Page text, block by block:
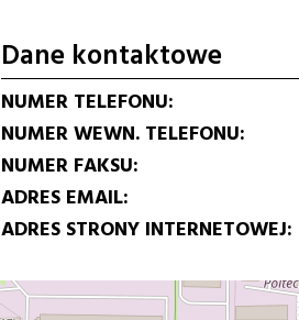
Dane kontaktowe
NUMER TELEFONU
NUMER WEWN. TELEFONU
NUMER FAKSU
ADRES EMAIL
ADRES STRONY INTERNETOWEJ